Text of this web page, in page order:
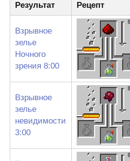
Результат Рецепт
Взрывное
зелье
Ночного
зрения 8:00
Взрывное
зелье
невидимости
3:00